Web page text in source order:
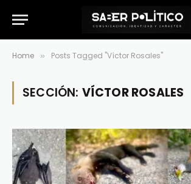
Home » Posts Tagged "Víctor Rosales"
SECCIÓN: VÍCTOR ROSALES